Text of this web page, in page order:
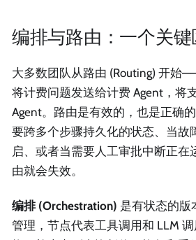
编排与路由：一个关键
大多数团队从路由 (Routing) 开始
将计费问题发送给计费 Agent，将
Agent。路由是有效的，也是正确
要跨多个步骤持久化的状态、当故
启、或者当需要人工审批中断正在
由就会失效。
编排 (Orchestration) 是有状态的版
管理，节点代表工具调用和 LLM